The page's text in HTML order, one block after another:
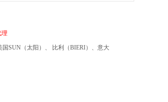
理
国SUN （太阳）、 比利（BIERI）、意大